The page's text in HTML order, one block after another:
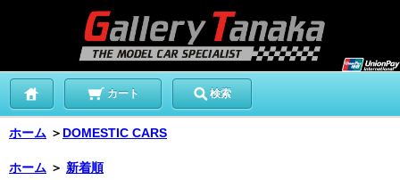
カート 検索
ホーム ＞ DOMESTIC CARS
ホーム ＞ 新着順